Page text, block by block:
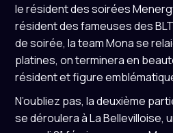
le résident des soirées
résident des fameuses des
de soirée, la team Mona se
platines, on terminera en
résident et figure
N’oubliez pas, la deuxième
se déroulera à La Bellevilloise,